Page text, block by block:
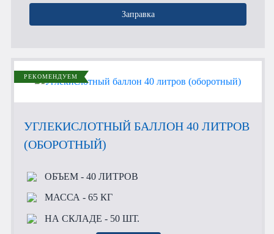
Заправка
РЕКОМЕНДУЕМ
УГЛЕКИСЛОТНЫЙ БАЛЛОН 40 ЛИТРОВ
(ОБОРОТНЫЙ)
ОБЪЕМ- 40 ЛИТРОВ
МАССА- 65 КГ
НА СКЛАДЕ - 50 ШТ.